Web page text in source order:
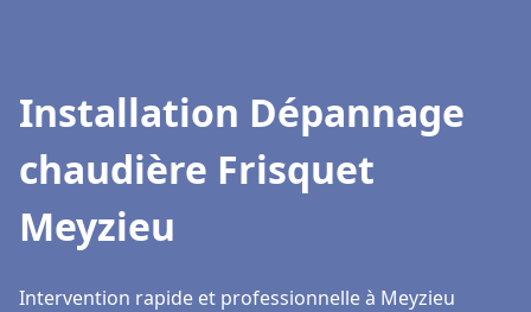
Installation Dépannage
chaudière Frisquet
Meyzieu
Intervention rapide et professionnelle à Meyzieu